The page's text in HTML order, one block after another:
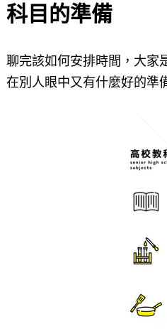
科目的準備
聊完該如何安排時間，大家
在別人眼中又有什麼好的準